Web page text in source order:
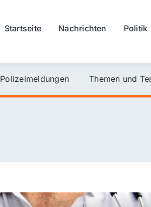
Startseite Nachrichten Politik
Polizeimeldungen Themen und